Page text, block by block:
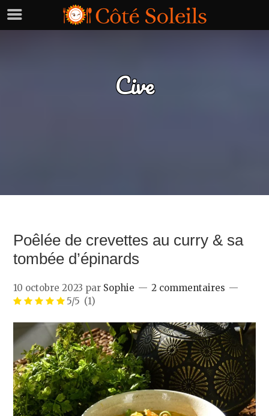
Cive
Poêlée de crevettes au curry & sa
tombée d’épinards
10 octobre 2023 par Sophie
2 commentaires
5/5 (1)